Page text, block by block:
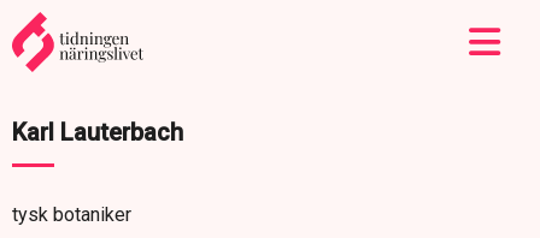
Karl Lauterbach
tysk botaniker